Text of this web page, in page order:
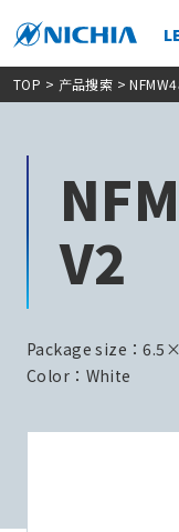
TOP > 产品搜索 >
V2
Package size：
Color：White